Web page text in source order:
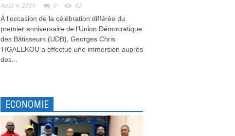
Août 4, 2026 0 42
À l’occasion de la célébration différée du
premier anniversaire de l’Union Démocratique
des Bâtisseurs (UDB), Georges Chris
TIGALEKOU a effectué une immersion auprès
des...
ECONOMIE